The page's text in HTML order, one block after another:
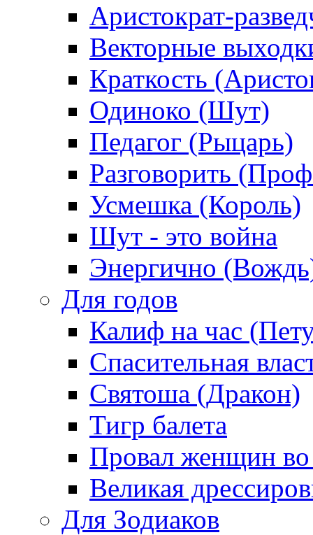
Аристократ-
Векторные
Краткость
Одиноко (Шут)
Педагог (Рыцарь)
Разговорить
Усмешка (Король)
Шут - это война
Энергично
Для годов
Калиф на час
Спасительная
Святоша (Дракон)
Тигр балета
Провал женщин во
Великая
Для Зодиаков